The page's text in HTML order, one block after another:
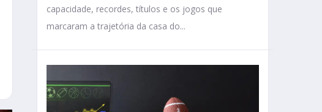
capacidade, recordes, títulos e os jogos que
marcaram a trajetória da casa do...